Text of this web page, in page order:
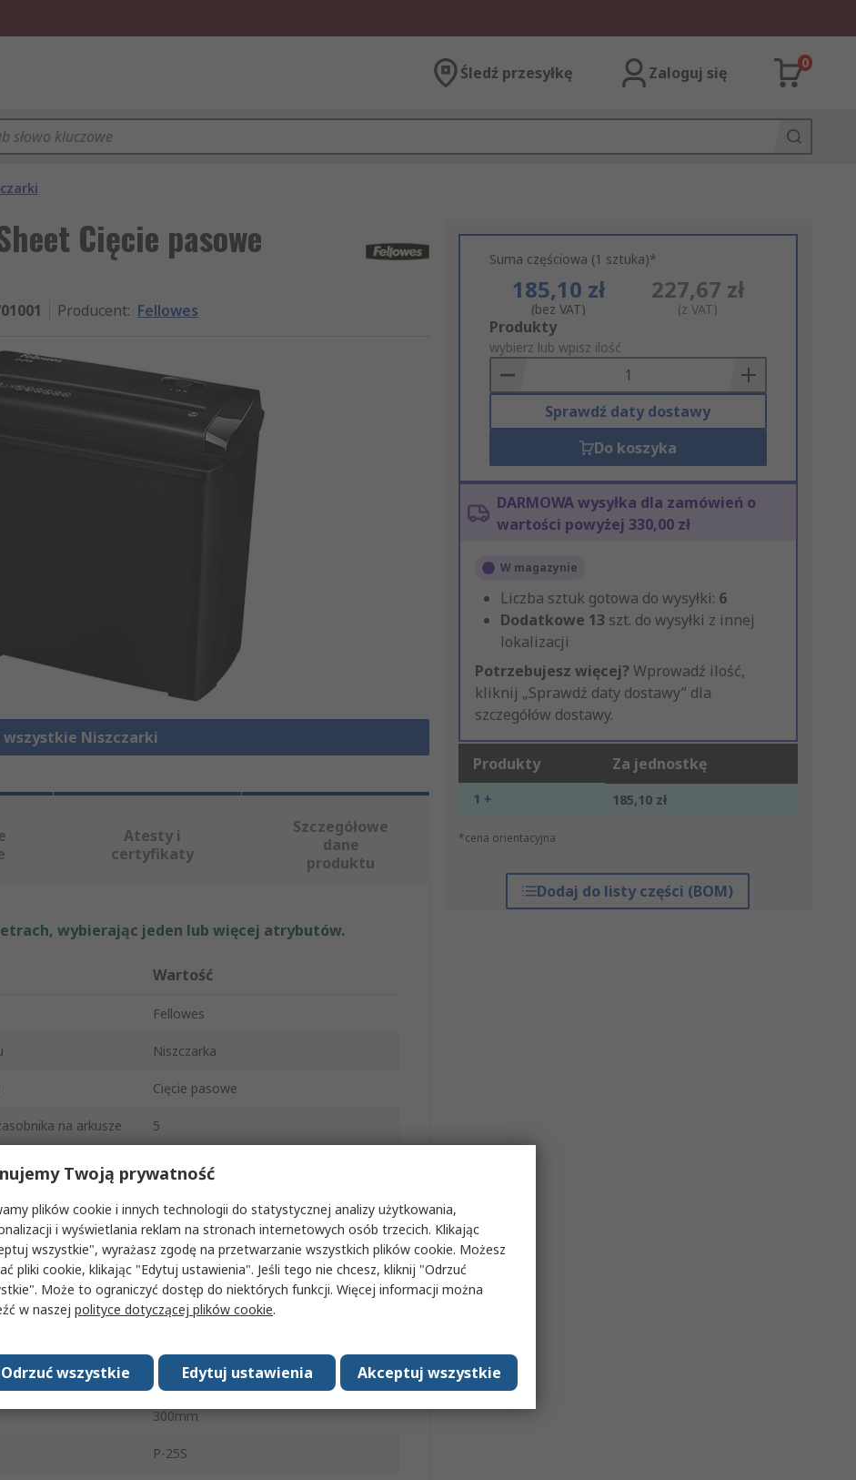
Śledź przesyłkę Zaloguj się
0
Cięcie pasowe
Producent: Fellowes
wszystkie Niszczarki
Suma częściowa (1 sztuka)*
185,10 zł
(bez VAT)
227,67 zł
(z VAT)
Add
to
Basket
Produkty
wybierz lub wpisz ilość
Sprawdź daty dostawy
Do koszyka
DARMOWA wysyłka dla zamówień o
wartości powyżej 330,00 zł
W magazynie
Liczba sztuk gotowa do wysyłki: 6
Dodatkowe 13 szt. do wysyłki z innej
lokalizacji
Potrzebujesz więcej? Wprowadź ilość,
kliknij „Sprawdź daty dostawy” dla
szczegółów dostawy.
Produkty Za jednostkę
1 + 185,10 zł
*cena orientacyjna
Dodaj do listy części (BOM)
Atesty i
certyfikaty
Szczegółowe
dane
produktu
wybierając jeden lub więcej atrybutów.
Wartość
Fellowes
Niszczarka
Cięcie pasowe
na arkusze 5
w odwrotnym
Tak
11L
Zszywki, Karta kredytowa, Spinacz
biurowy
7 mm
300mm
P-25S
Twoją prywatność
plików cookie i innych technologii do statystycznej analizy użytkowania,
i wyświetlania reklam na stronach internetowych osób trzecich. Klikając
wszystkie", wyrażasz zgodę na przetwarzanie wszystkich plików cookie. Możesz
pliki cookie, klikając "Edytuj ustawienia". Jeśli tego nie chcesz, kliknij "Odrzuć
Może to ograniczyć dostęp do niektórych funkcji. Więcej informacji można
w naszej polityce dotyczącej plików cookie.
Akceptuj wszystkie
Edytuj ustawienia
Odrzuć wszystkie